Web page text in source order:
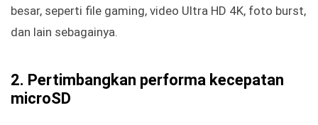
besar, seperti file gaming, video Ultra HD 4K, foto burst,
dan lain sebagainya.
2. Pertimbangkan performa kecepatan
microSD